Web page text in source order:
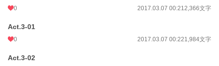
0 2017.03.07 00:212,366文字
Act.3-01
0 2017.03.07 00:221,984文字
Act.3-02